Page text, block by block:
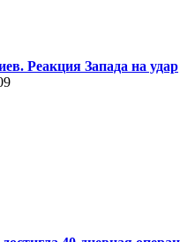
Реакция Запада на удар